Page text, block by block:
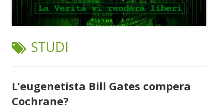
TAG:
STUDI
L’eugenetista Bill Gates compera
Cochrane?